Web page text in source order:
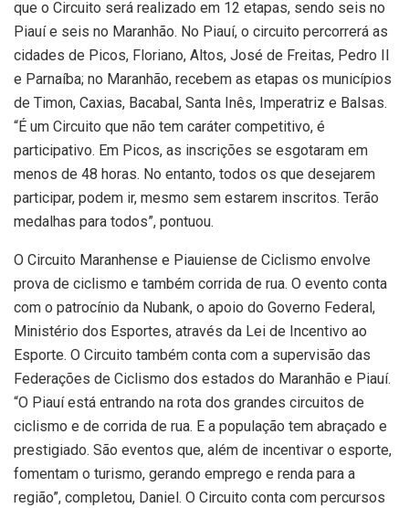
que o Circuito será realizado em 12 etapas, sendo seis no
Piauí e seis no Maranhão. No Piauí, o circuito percorrerá as
cidades de Picos, Floriano, Altos, José de Freitas, Pedro II
e Parnaíba; no Maranhão, recebem as etapas os municípios
de Timon, Caxias, Bacabal, Santa Inês, Imperatriz e Balsas.
“É um Circuito que não tem caráter competitivo, é
participativo. Em Picos, as inscrições se esgotaram em
menos de 48 horas. No entanto, todos os que desejarem
participar, podem ir, mesmo sem estarem inscritos. Terão
medalhas para todos”, pontuou.
O Circuito Maranhense e Piauiense de Ciclismo envolve
prova de ciclismo e também corrida de rua. O evento conta
com o patrocínio da Nubank, o apoio do Governo Federal,
Ministério dos Esportes, através da Lei de Incentivo ao
Esporte. O Circuito também conta com a supervisão das
Federações de Ciclismo dos estados do Maranhão e Piauí.
“O Piauí está entrando na rota dos grandes circuitos de
ciclismo e de corrida de rua. E a população tem abraçado e
prestigiado. São eventos que, além de incentivar o esporte,
fomentam o turismo, gerando emprego e renda para a
região”, completou, Daniel. O Circuito conta com percursos